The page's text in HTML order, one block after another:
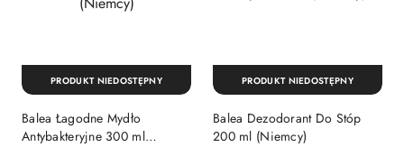
Balea Łagodne Mydło
Antybakteryjne 300 ml
PRODUKT NIEDOSTĘPNY
Balea Dezodorant Do Stóp
200 ml (Niemcy)
PRODUKT NIEDOSTĘPNY